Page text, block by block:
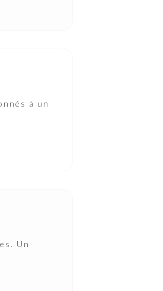
à un
Un